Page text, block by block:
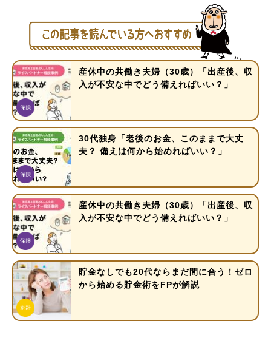
産休中の共働き夫婦（30歳）「出産後、収
入が不安な中でどう備えればいい？」
30代独身「老後のお金、このままで大丈
夫？ 備えは何から始めればいい？」
産休中の共働き夫婦（30歳）「出産後、収
入が不安な中でどう備えればいい？」
貯金なしでも20代ならまだ間に合う！ゼロ
から始める貯金術をFPが解説